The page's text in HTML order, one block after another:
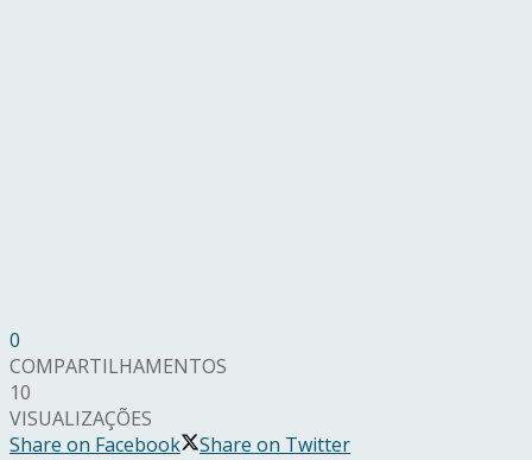
0
COMPARTILHAMENTOS
10
VISUALIZAÇÕES
Share on Facebook
Share on Twitter